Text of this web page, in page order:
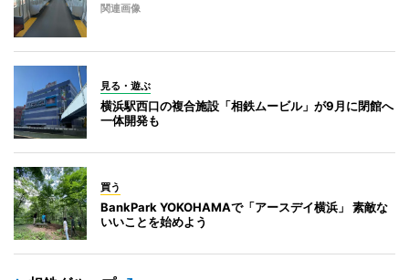
関連画像
見る・遊ぶ
横浜駅西口の複合施設「相鉄ムービル」が9月に閉館へ
一体開発も
買う
BankPark YOKOHAMAで「アースデイ横浜」 素敵な
いいことを始めよう